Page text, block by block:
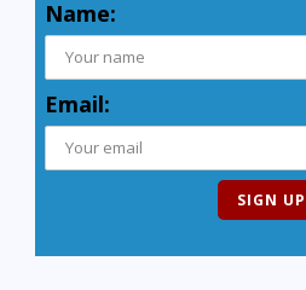
Name:
Email: